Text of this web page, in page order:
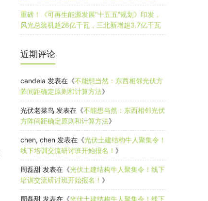
重磅！《可再生能源发展“十五五”规划》印发，
风光总装机超28亿千瓦，三北新增超3.7亿千瓦
近期评论
candela 发表在《不能想当然：东西相邻光伏方
阵间距确定原则和计算方法》
光伏老菜鸟 发表在《不能想当然：东西相邻光伏
方阵间距确定原则和计算方法》
chen, chen 发表在《光伏土建结构牛人聚集令！
线下培训交流研讨班开始报名！ 》
周磊甜 发表在《光伏土建结构牛人聚集令！线下
培训交流研讨班开始报名！ 》
周磊甜 发表在《光伏土建结构牛人聚集令！线下